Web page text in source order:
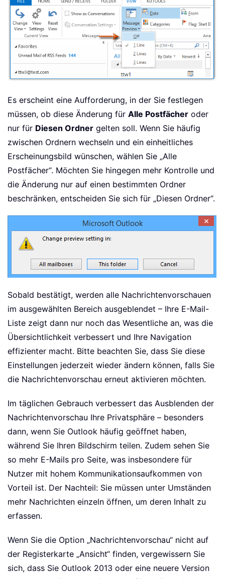
Es erscheint eine Aufforderung, in der Sie festlegen
müssen, ob diese Änderung für Alle Postfächer oder
nur für Diesen Ordner gelten soll. Wenn Sie häufig
zwischen Ordnern wechseln und ein einheitliches
Erscheinungsbild wünschen, wählen Sie „Alle
Postfächer“. Möchten Sie hingegen mehr Kontrolle und
die Änderung nur auf einen bestimmten Ordner
beschränken, entscheiden Sie sich für „Diesen Ordner“.
Sobald bestätigt, werden alle Nachrichtenvorschauen
im ausgewählten Bereich ausgeblendet – Ihre E-Mail-
Liste zeigt dann nur noch das Wesentliche an, was die
Übersichtlichkeit verbessert und Ihre Navigation
effizienter macht. Bitte beachten Sie, dass Sie diese
Einstellungen jederzeit wieder ändern können, falls Sie
die Nachrichtenvorschau erneut aktivieren möchten.
Im täglichen Gebrauch verbessert das Ausblenden der
Nachrichtenvorschau Ihre Privatsphäre – besonders
dann, wenn Sie Outlook häufig geöffnet haben,
während Sie Ihren Bildschirm teilen. Zudem sehen Sie
so mehr E-Mails pro Seite, was insbesondere für
Nutzer mit hohem Kommunikationsaufkommen von
Vorteil ist. Der Nachteil: Sie müssen unter Umständen
mehr Nachrichten einzeln öffnen, um deren Inhalt zu
erfassen.
Wenn Sie die Option „Nachrichtenvorschau“ nicht auf
der Registerkarte „Ansicht“ finden, vergewissern Sie
sich, dass Sie Outlook 2013 oder eine neuere Version